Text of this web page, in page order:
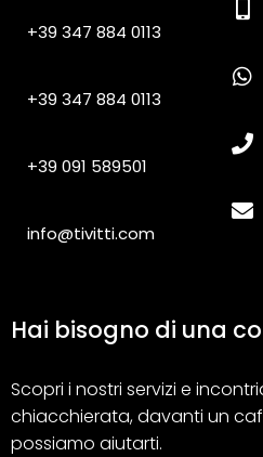
+39 347 884 0113
+39 347 884 0113
+39 091 589501
info@tivitti.com
Hai bisogno di una
Scopri i nostri servizi e
chiacchierata, davanti un
possiamo aiutarti.